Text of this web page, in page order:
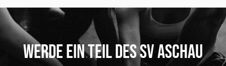
Werde ein Teil des SV Aschau